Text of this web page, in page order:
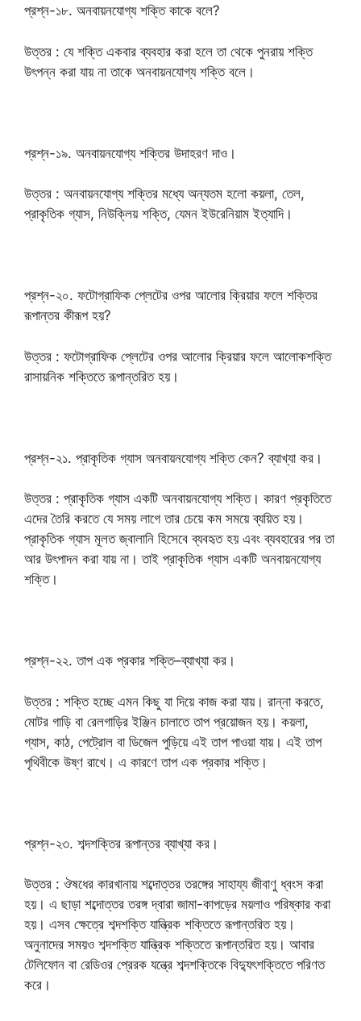
প্রশ্ন-১৮. অনবায়নযোগ্য শক্তি কাকে বলে?
উত্তর : যে শক্তি একবার ব্যবহার করা হলে তা থেকে পুনরায় শক্তি
উৎপন্ন করা যায় না তাকে অনবায়নযোগ্য শক্তি বলে।
প্রশ্ন-১৯. অনবায়নযোগ্য শক্তির উদাহরণ দাও।
উত্তর : অনবায়নযোগ্য শক্তির মধ্যে অন্যতম হলো কয়লা, তেল,
প্রাকৃতিক গ্যাস, নিউক্লিয় শক্তি, যেমন ইউরেনিয়াম ইত্যাদি।
প্রশ্ন-২০. ফটোগ্রাফিক প্লেটের ওপর আলোর ক্রিয়ার ফলে শক্তির
রূপান্তর কীরূপ হয়?
উত্তর : ফটোগ্রাফিক প্লেটের ওপর আলোর ক্রিয়ার ফলে আলোকশক্তি
রাসায়নিক শক্তিতে রূপান্তরিত হয়।
প্রশ্ন-২১. প্রাকৃতিক গ্যাস অনবায়নযোগ্য শক্তি কেন? ব্যাখ্যা কর।
উত্তর : প্রাকৃতিক গ্যাস একটি অনবায়নযোগ্য শক্তি। কারণ প্রকৃতিতে
এদের তৈরি করতে যে সময় লাগে তার চেয়ে কম সময়ে ব্যয়িত হয়।
প্রাকৃতিক গ্যাস মূলত জ্বালানি হিসেবে ব্যবহৃত হয় এবং ব্যবহারের পর তা
আর উৎপাদন করা যায় না। তাই প্রাকৃতিক গ্যাস একটি অনবায়নযোগ্য
শক্তি।
প্রশ্ন-২২. তাপ এক প্রকার শক্তি–ব্যাখ্যা কর।
উত্তর : শক্তি হচ্ছে এমন কিছু যা দিয়ে কাজ করা যায়। রান্না করতে,
মোটর গাড়ি বা রেলগাড়ির ইঞ্জিন চালাতে তাপ প্রয়োজন হয়। কয়লা,
গ্যাস, কাঠ, পেট্রোল বা ডিজেল পুড়িয়ে এই তাপ পাওয়া যায়। এই তাপ
পৃথিবীকে উষ্ণ রাখে। এ কারণে তাপ এক প্রকার শক্তি।
প্রশ্ন-২৩. শব্দশক্তির রূপান্তর ব্যাখ্যা কর।
উত্তর : ঔষধের কারখানায় শব্দোত্তর তরঙ্গের সাহায্য জীবাণু ধ্বংস করা
হয়। এ ছাড়া শব্দোত্তর তরঙ্গ দ্বারা জামা-কাপড়ের ময়লাও পরিষ্কার করা
হয়। এসব ক্ষেত্রে শব্দশক্তি যান্ত্রিক শক্তিতে রূপান্তরিত হয়।
অনুনাদের সময়ও শব্দশক্তি যান্ত্রিক শক্তিতে রূপান্তরিত হয়। আবার
টেলিফোন বা রেডিওর প্রেরক যন্ত্রে শব্দশক্তিকে বিদ্যুৎশক্তিতে পরিণত
করে।